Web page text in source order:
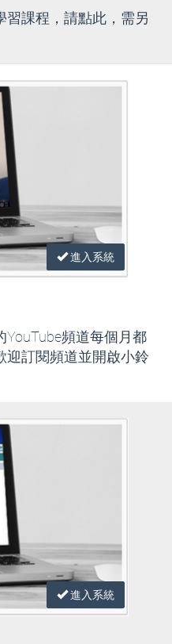
習課程，請點此，需另
進入系統
YouTube頻道每個月都
迎訂閱頻道並開啟小鈴
進入系統